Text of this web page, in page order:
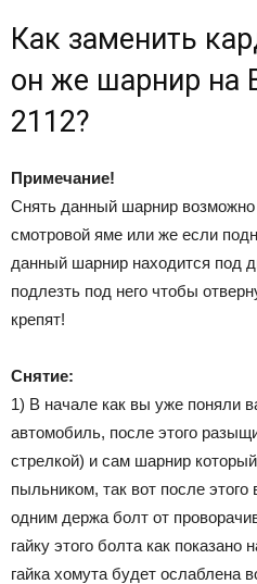
Как заменить
он же шарнир на
2112?
Примечание!
Снять данный шарнир возможно
смотровой яме или же если
данный шарнир находится под
подлезть под него чтобы
крепят!
Снятие:
1) В начале как вы уже поняли
автомобиль, после этого
стрелкой) и сам шарнир
пыльником, так вот после
одним держа болт от
гайку этого болта как показано
гайка хомута будет ослаблена